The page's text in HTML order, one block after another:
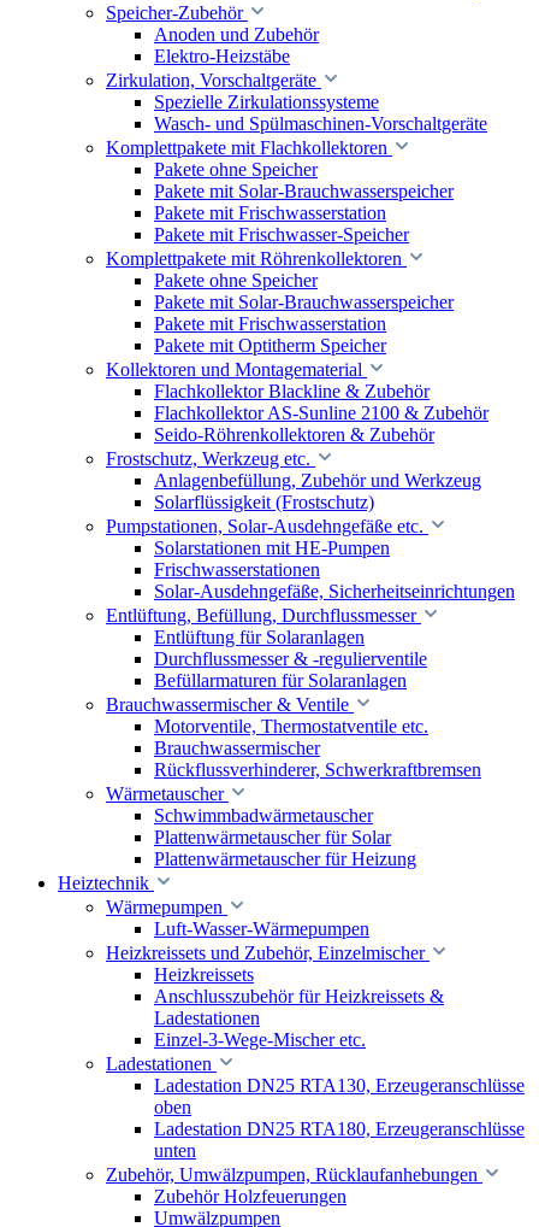
Speicher-Zubehör
Anoden und Zubehör
Elektro-Heizstäbe
Zirkulation, Vorschaltgeräte
Spezielle Zirkulationssysteme
Wasch- und Spülmaschinen-Vorschaltgeräte
Komplettpakete mit Flachkollektoren
Pakete ohne Speicher
Pakete mit Solar-Brauchwasserspeicher
Pakete mit Frischwasserstation
Pakete mit Frischwasser-Speicher
Komplettpakete mit Röhrenkollektoren
Pakete ohne Speicher
Pakete mit Solar-Brauchwasserspeicher
Pakete mit Frischwasserstation
Pakete mit Optitherm Speicher
Kollektoren und Montagematerial
Flachkollektor Blackline & Zubehör
Flachkollektor AS-Sunline 2100 & Zubehör
Seido-Röhrenkollektoren & Zubehör
Frostschutz, Werkzeug etc.
Anlagenbefüllung, Zubehör und Werkzeug
Solarflüssigkeit (Frostschutz)
Pumpstationen, Solar-Ausdehngefäße etc.
Solarstationen mit HE-Pumpen
Frischwasserstationen
Solar-Ausdehngefäße, Sicherheitseinrichtungen
Entlüftung, Befüllung, Durchflussmesser
Entlüftung für Solaranlagen
Durchflussmesser & -regulierventile
Befüllarmaturen für Solaranlagen
Brauchwassermischer & Ventile
Motorventile, Thermostatventile etc.
Brauchwassermischer
Rückflussverhinderer, Schwerkraftbremsen
Wärmetauscher
Schwimmbadwärmetauscher
Plattenwärmetauscher für Solar
Plattenwärmetauscher für Heizung
Heiztechnik
Wärmepumpen
Luft-Wasser-Wärmepumpen
Heizkreissets und Zubehör, Einzelmischer
Heizkreissets
Anschlusszubehör für Heizkreissets &
Ladestationen
Einzel-3-Wege-Mischer etc.
Ladestationen
Ladestation DN25 RTA130, Erzeugeranschlüsse
oben
Ladestation DN25 RTA180, Erzeugeranschlüsse
unten
Zubehör, Umwälzpumpen, Rücklaufanhebungen
Zubehör Holzfeuerungen
Umwälzpumpen